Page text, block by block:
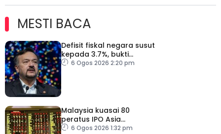
MESTI BACA
Defisit fiskal negara susut
kepada 3.7%, bukti
keyakinan pelabur masih
6 Ogos 2026 2:20 pm
Malaysia kuasai 80
peratus IPO Asia
Tenggara, kumpul AS$1.4
6 Ogos 2026 1:32 pm